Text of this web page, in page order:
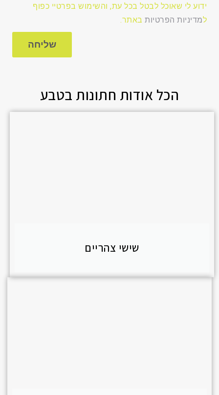
ידוע לי שאוכל לבטל בכל עת, והשימוש בפרטיי כפוף
למדיניות הפרטיות באתר.
שליחה
הכל אודות חתונות בטבע
שישי צהריים